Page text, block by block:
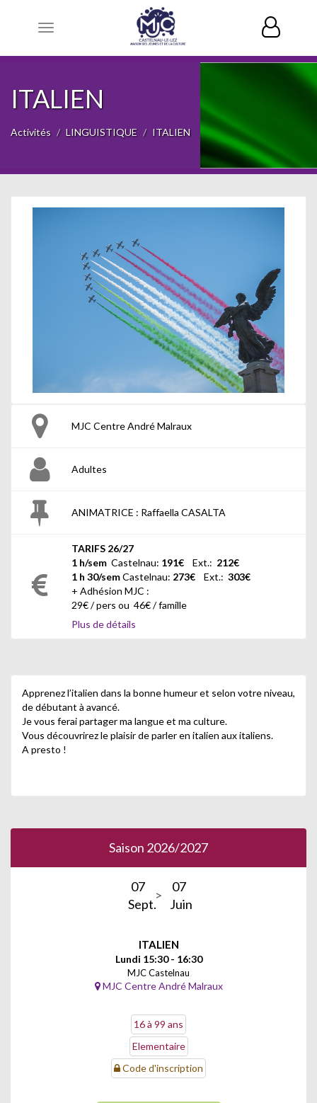
Toggle
ITALIEN
Activités LINGUISTIQUE ITALIEN
MJC Centre André Malraux
Adultes
ANIMATRICE : Raffaella CASALTA
TARIFS 26/27
1 h/sem Castelnau: 191€ Ext.: 212€
1 h 30/semCastelnau: 273€ Ext.: 303€
+ Adhésion MJC :
29€ / pers ou 46€ / famille
Plus de détails
Apprenez l’italien dans la bonne humeur et selon votre niveau,
de débutant à avancé.
Je vous ferai partager ma langue et ma culture.
Vous découvrirez le plaisir de parler en italien aux italiens.
A presto !
Saison 2026/2027
07
Sept.
07
Juin
ITALIEN
Lundi 15:30 - 16:30
MJC Castelnau
MJC Centre André Malraux
16 à 99 ans
Elementaire
Code d'inscription